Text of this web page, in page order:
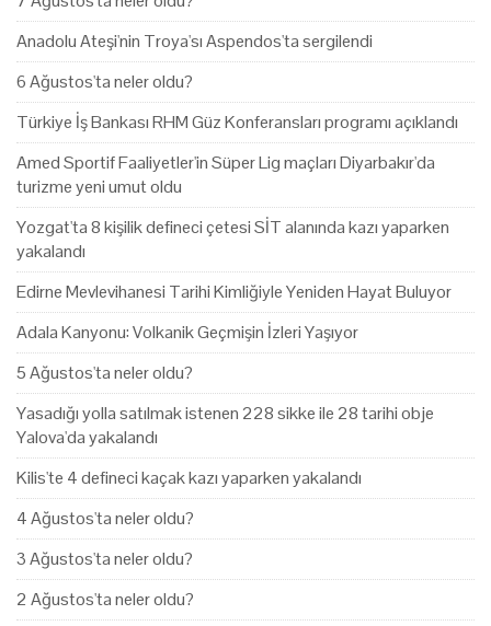
Anadolu Ateşi'nin Troya'sı Aspendos'ta sergilendi
6 Ağustos'ta neler oldu?
Türkiye İş Bankası RHM Güz Konferansları programı açıklandı
Amed Sportif Faaliyetler'in Süper Lig maçları Diyarbakır'da
turizme yeni umut oldu
Yozgat'ta 8 kişilik defineci çetesi SİT alanında kazı yaparken
yakalandı
Edirne Mevlevihanesi Tarihi Kimliğiyle Yeniden Hayat Buluyor
Adala Kanyonu: Volkanik Geçmişin İzleri Yaşıyor
5 Ağustos'ta neler oldu?
Yasadığı yolla satılmak istenen 228 sikke ile 28 tarihi obje
Yalova'da yakalandı
Kilis'te 4 defineci kaçak kazı yaparken yakalandı
4 Ağustos'ta neler oldu?
3 Ağustos'ta neler oldu?
2 Ağustos'ta neler oldu?